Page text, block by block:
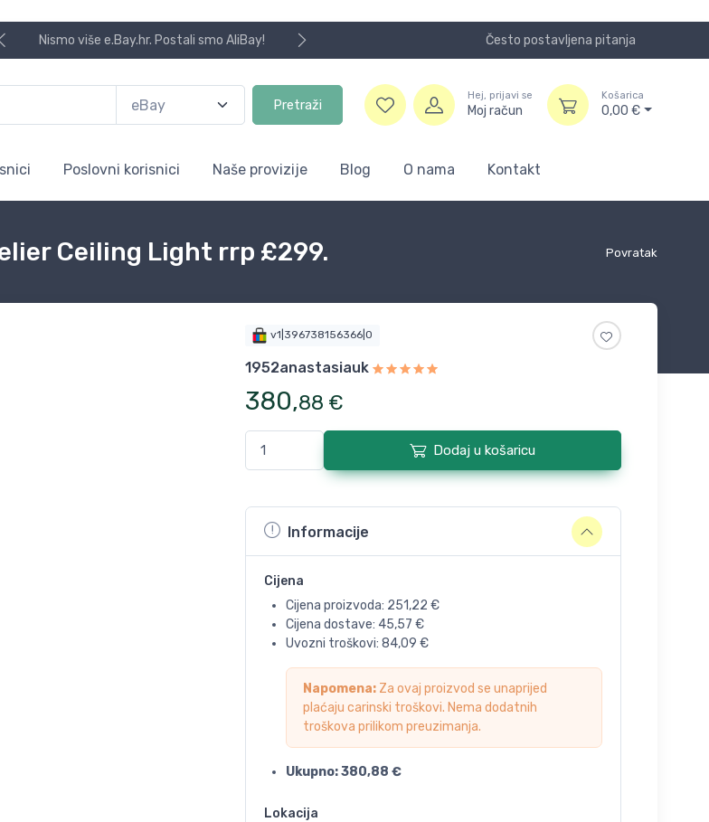
Nismo više e.Bay.hr. Postali smo AliBay! Često postavljena pitanja
Pretraži
Hej, prijavi se
Moj račun
Košarica
0,00 €
Poslovni korisnici Naše provizije Blog O nama Kontakt
Povratak
Ceiling Light rrp £299.
v1|396738156366|0
1952anastasiauk
380,88 €
Dodaj u košaricu
Informacije
Cijena
Cijena proizvoda: 251,22 €
Cijena dostave: 45,57 €
Uvozni troškovi: 84,09 €
Napomena:Za ovaj proizvod se unaprijed
plaćaju carinski troškovi. Nema dodatnih
troškova prilikom preuzimanja.
Ukupno:380,88 €
Lokacija